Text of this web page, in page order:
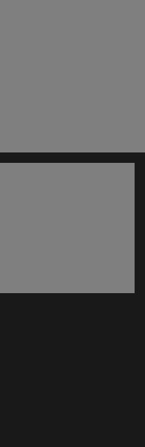
en nueva ventana)
en nueva ventana)